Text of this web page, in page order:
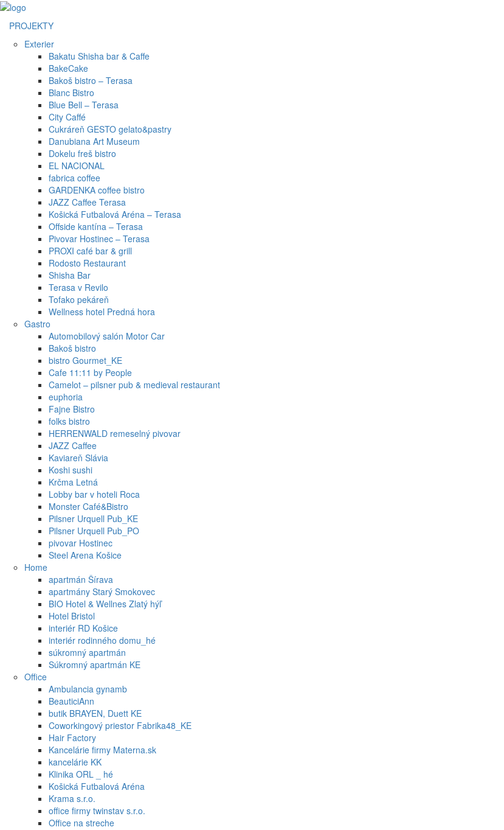
PROJEKTY
Exterier
Bakatu Shisha bar & Caffe
BakeCake
Bakoš bistro – Terasa
Blanc Bistro
Blue Bell – Terasa
City Caffé
Cukráreň GESTO gelato&pastry
Danubiana Art Museum
Dokelu freš bistro
EL NACIONAL
fabrica coffee
GARDENKA coffee bistro
JAZZ Caffee Terasa
Košická Futbalová Aréna – Terasa
Offside kantína – Terasa
Pivovar Hostinec – Terasa
PROXI café bar & grill
Rodosto Restaurant
Shisha Bar
Terasa v Revilo
Tofako pekáreň
Wellness hotel Predná hora
Gastro
Automobilový salón Motor Car
Bakoš bistro
bistro Gourmet_KE
Cafe 11:11 by People
Camelot – pilsner pub & medieval restaurant
euphoria
Fajne Bistro
folks bistro
HERRENWALD remeselný pivovar
JAZZ Caffee
Kaviareň Slávia
Koshi sushi
Krčma Letná
Lobby bar v hoteli Roca
Monster Café&Bistro
Pilsner Urquell Pub_KE
Pilsner Urquell Pub_PO
pivovar Hostinec
Steel Arena Košice
Home
apartmán Šírava
apartmány Starý Smokovec
BIO Hotel & Wellnes Zlatý hýľ
Hotel Bristol
interiér RD Košice
interiér rodinného domu_hé
súkromný apartmán
Súkromný apartmán KE
Office
Ambulancia gynamb
BeauticiAnn
butik BRAYEN, Duett KE
Coworkingový priestor Fabrika48_KE
Hair Factory
Kancelárie firmy Materna.sk
kancelárie KK
Klinika ORL _ hé
Košická Futbalová Aréna
Krama s.r.o.
office firmy twinstav s.r.o.
Office na streche